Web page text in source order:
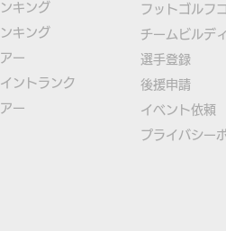
古田選手が8位タイで最
へ、フットゴルフ初のユ
W杯2日目終了
キング
キング
ー
ントランク
ー
​ フットゴル
チームビルデ
選手登録​
​後援申請
​イベント依頼
プライバシー